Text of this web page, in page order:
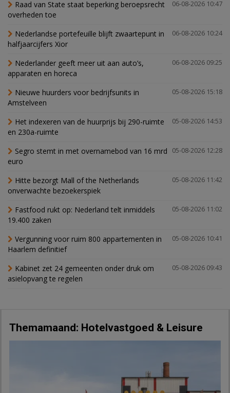
06-08-2026 10:47
Raad van State staat beperking beroepsrecht
overheden toe
06-08-2026 10:24
Nederlandse portefeuille blijft zwaartepunt in
halfjaarcijfers Xior
06-08-2026 09:25
Nederlander geeft meer uit aan auto’s,
apparaten en horeca
05-08-2026 15:18
Nieuwe huurders voor bedrijfsunits in
Amstelveen
05-08-2026 14:53
Het indexeren van de huurprijs bij 290-ruimte
en 230a-ruimte
05-08-2026 12:28
Segro stemt in met overnamebod van 16 mrd
euro
05-08-2026 11:42
Hitte bezorgt Mall of the Netherlands
onverwachte bezoekerspiek
05-08-2026 11:02
Fastfood rukt op: Nederland telt inmiddels
19.400 zaken
05-08-2026 10:41
Vergunning voor ruim 800 appartementen in
Haarlem definitief
05-08-2026 09:43
Kabinet zet 24 gemeenten onder druk om
asielopvang te regelen
Themamaand: Hotelvastgoed & Leisure